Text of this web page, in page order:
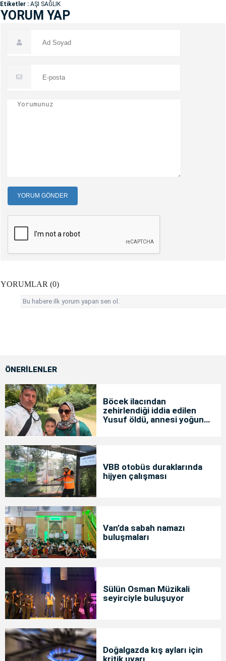
Etiketler : AŞI SAĞLIK
YORUM YAP
YORUM GÖNDER
YORUMLAR (0)
Bu habere ilk yorum yapan sen ol.
ÖNERİLENLER
Böcek ilacından
zehirlendiği iddia edilen
Yusuf öldü, annesi yoğun
VBB otobüs duraklarında
hijyen çalışması
Van’da sabah namazı
buluşmaları
Sülün Osman Müzikali
seyirciyle buluşuyor
Doğalgazda kış ayları için